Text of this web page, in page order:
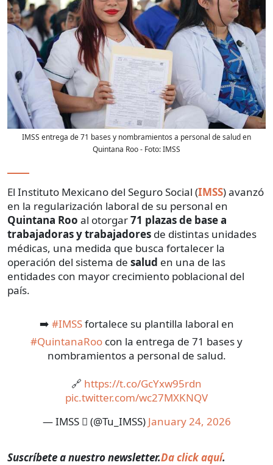
IMSS entrega de 71 bases y nombramientos a personal de salud en
Quintana Roo- Foto:IMSS
El Instituto Mexicano del Seguro Social (IMSS) avanzó
en la regularización laboral de su personal en
Quintana Roo al otorgar71 plazas de base a
trabajadoras y trabajadores de distintas unidades
médicas, una medida que busca fortalecer la
operación del sistema de salud en una de las
entidades con mayor crecimiento poblacional del
país.
➡️ #IMSSfortalece su plantilla laboral en
#QuintanaRoo con la entrega de 71 bases y
nombramientos a personal de salud.
🔗 https://t.co/GcYxw95rdn
pic.twitter.com/wc27MXKNQV
— IMSS  (@Tu_IMSS) January 24, 2026
Suscríbete a nuestro newsletter.Da click aquí.